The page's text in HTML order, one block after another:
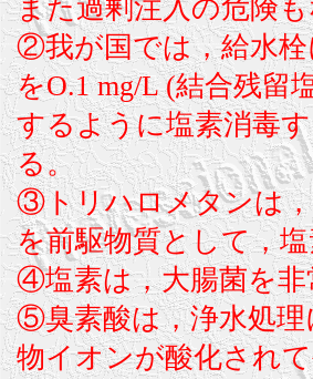
また過剰注入の危険
②我が国では，給水栓
をO.1 mg/L (結合残留
するように塩素消毒
る。
③トリハロメタンは
を前駆物質として，
④塩素は，大腸菌を非
⑤臭素酸は，浄水処
物イオンが酸化され